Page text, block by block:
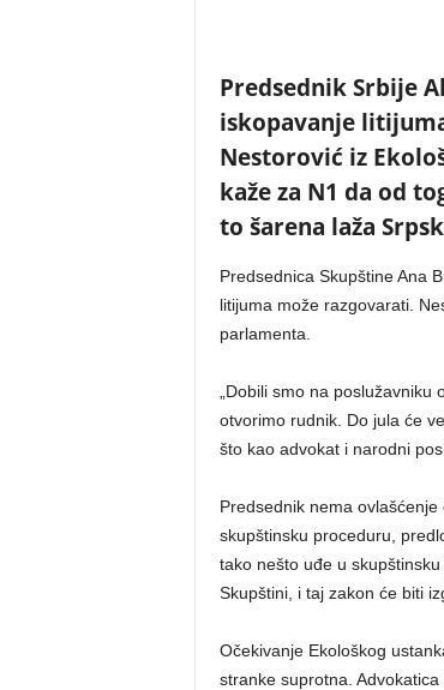
Predsednik Srbije
iskopavanje
Nestorović iz
kaže za N1 da od
to šarena laža
Predsednica Skupštine Ana
litijuma može razgovarati.
parlamenta.
„Dobili smo na
otvorimo rudnik. Do jula će
što kao advokat i narodni
Predsednik nema
skupštinsku proceduru,
tako nešto uđe u
Skupštini, i taj zakon će biti
Očekivanje Ekološkog
stranke suprotna.